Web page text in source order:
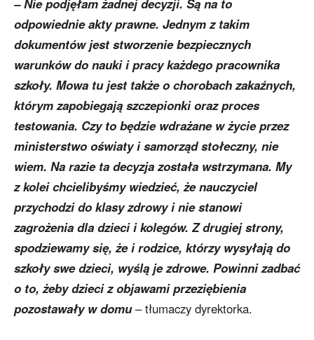
– Nie podjęłam żadnej decyzji. Są na to
odpowiednie akty prawne. Jednym z takim
dokumentów jest stworzenie bezpiecznych
warunków do nauki i pracy każdego pracownika
szkoły. Mowa tu jest także o chorobach zakaźnych,
którym zapobiegają szczepionki oraz proces
testowania. Czy to będzie wdrażane w życie przez
ministerstwo oświaty i samorząd stołeczny, nie
wiem. Na razie ta decyzja została wstrzymana. My
z kolei chcielibyśmy wiedzieć, że nauczyciel
przychodzi do klasy zdrowy i nie stanowi
zagrożenia dla dzieci i kolegów. Z drugiej strony,
spodziewamy się, że i rodzice, którzy wysyłają do
szkoły swe dzieci, wyślą je zdrowe. Powinni zadbać
o to, żeby dzieci z objawami przeziębienia
pozostawały w domu– tłumaczy dyrektorka.